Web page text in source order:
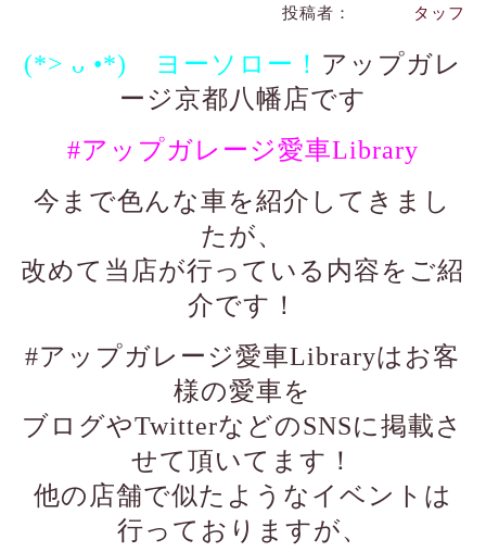
投稿者：
タッフ
(*> ᴗ •*)ゞヨーソロー！ アップガレ
ージ京都八幡店です
#アップガレージ愛車Library
今まで色んな車を紹介してきまし
たが、
改めて当店が行っている内容をご紹
介です！
#アップガレージ愛車Libraryはお客
様の愛車を
ブログやTwitterなどのSNSに掲載さ
せて頂いてます！
他の店舗で似たようなイベントは
行っておりますが、